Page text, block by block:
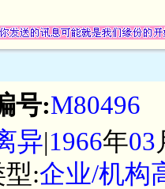
号:M80496
异|1966年03
型:企业/机构